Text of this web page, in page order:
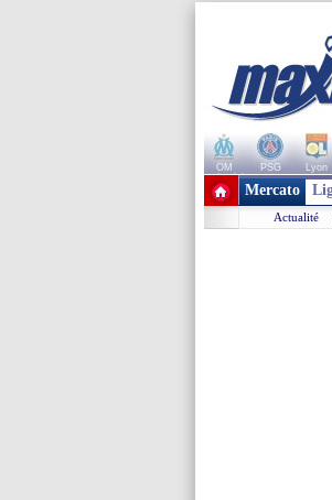
OM PSG Lyon
+ de clubs
Mercato
Actualité